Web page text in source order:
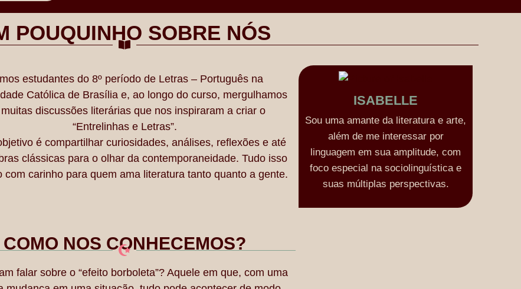
POUQUINHO SOBRE NÓS
estudantes do 8º período de Letras – Português na
Católica de Brasília e, ao longo do curso, mergulhamos
discussões literárias que nos inspiraram a criar o
“Entrelinhas e Letras”.
é compartilhar curiosidades, análises, reflexões e até
clássicas para o olhar da contemporaneidade. Tudo isso
com carinho para quem ama literatura tanto quanto a gente.
ISABELLE
Sou uma amante da literatura e arte,
além de me interessar por
linguagem em sua amplitude, com
foco especial na sociolinguística e
suas múltiplas perspectivas.
COMO NOS CONHECEMOS?
falar sobre o “efeito borboleta”? Aquele em que, com uma